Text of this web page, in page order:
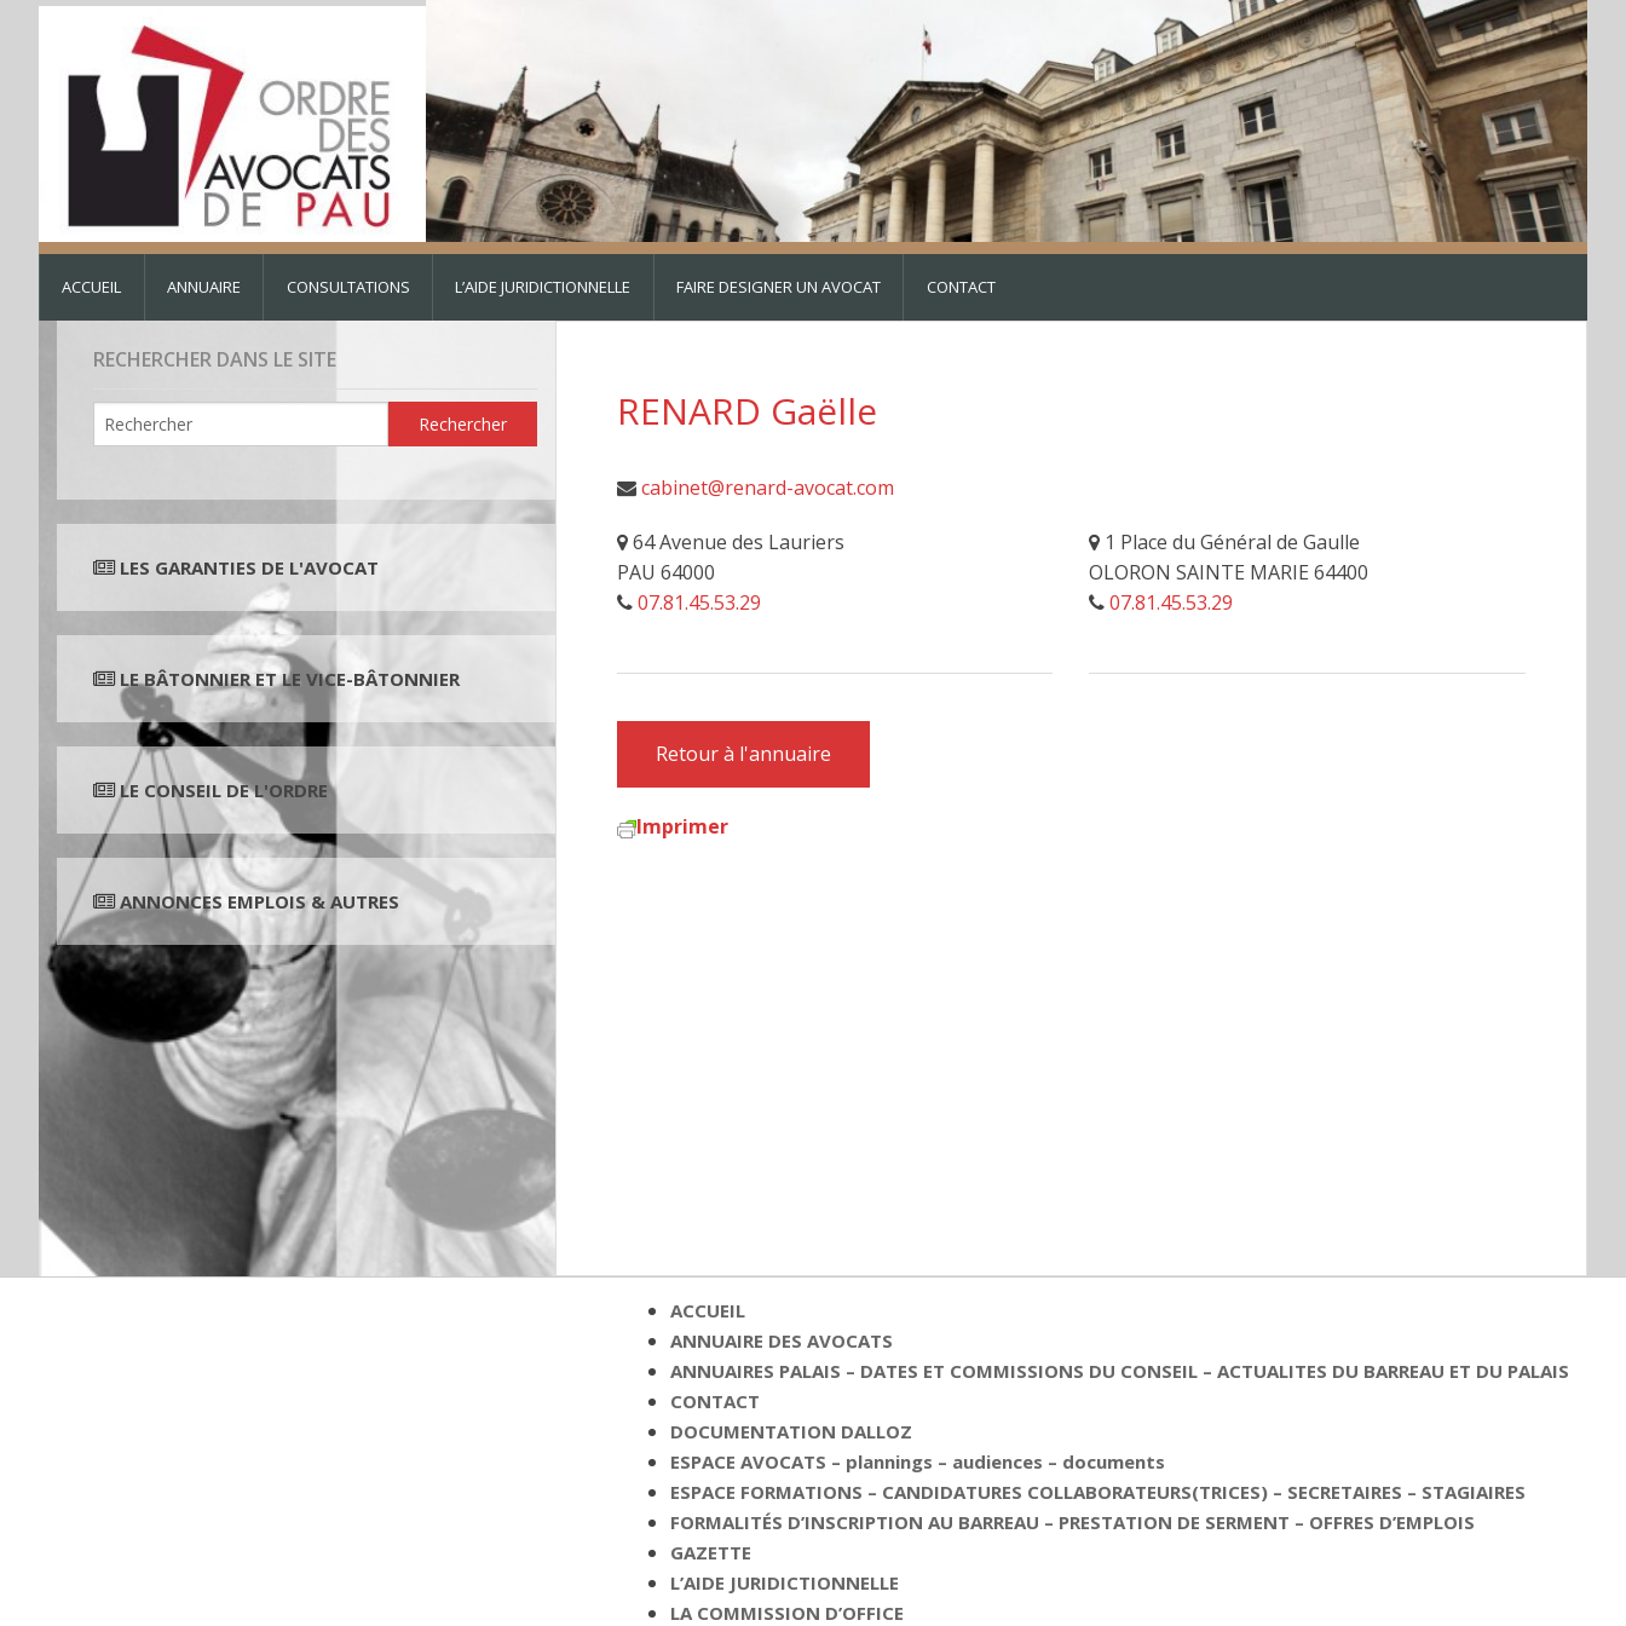
ACCUEIL ANNUAIRE CONSULTATIONS L’AIDE JURIDICTIONNELLE FAIRE DESIGNER UN AVOCAT CONTACT
RECHERCHER DANS LE SITE
LES GARANTIES DE L'AVOCAT
LE BÂTONNIER ET LE VICE-BÂTONNIER
LE CONSEIL DE L'ORDRE
ANNONCES EMPLOIS & AUTRES
RENARD Gaëlle
cabinet@renard-avocat.com
64 Avenue des Lauriers
PAU 64000
07.81.45.53.29
1 Place du Général de Gaulle
OLORON SAINTE MARIE 64400
07.81.45.53.29
Retour à l'annuaire
Imprimer
ACCUEIL
ANNUAIRE DES AVOCATS
ANNUAIRES PALAIS – DATES ET COMMISSIONS DU CONSEIL – ACTUALITES DU BARREAU ET DU PALAIS
CONTACT
DOCUMENTATION DALLOZ
ESPACE AVOCATS – plannings – audiences – documents
ESPACE FORMATIONS – CANDIDATURES COLLABORATEURS(TRICES) – SECRETAIRES – STAGIAIRES
FORMALITÉS D’INSCRIPTION AU BARREAU – PRESTATION DE SERMENT – OFFRES D’EMPLOIS
GAZETTE
L’AIDE JURIDICTIONNELLE
LA COMMISSION D’OFFICE